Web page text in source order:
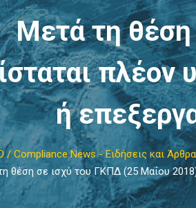
Μετά τη
πλέον
ή
/ Compliance News - Ειδήσεις και
θέση σε ισχύ του ΓΚΠΔ (25 Μαΐου